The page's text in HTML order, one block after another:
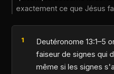
exactement ce que Jésus
Deutéronome 13:1–5
faiseur de signes qui
même si les signes